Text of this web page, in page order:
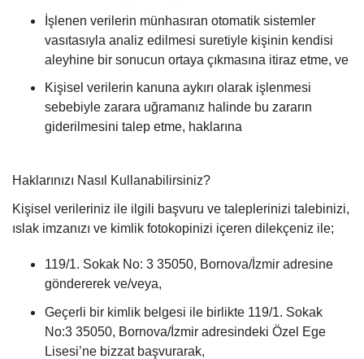
İşlenen verilerin münhasıran otomatik sistemler
vasıtasıyla analiz edilmesi suretiyle kişinin kendisi
aleyhine bir sonucun ortaya çıkmasına itiraz etme, ve
Kişisel verilerin kanuna aykırı olarak işlenmesi
sebebiyle zarara uğramanız halinde bu zararın
giderilmesini talep etme, haklarına
Haklarınızı Nasıl Kullanabilirsiniz?
Kişisel verileriniz ile ilgili başvuru ve taleplerinizi talebinizi,
ıslak imzanızı ve kimlik fotokopinizi içeren dilekçeniz ile;
119/1. Sokak No: 3 35050, Bornova/İzmir adresine
göndererek ve/veya,
Geçerli bir kimlik belgesi ile birlikte 119/1. Sokak
No:3 35050, Bornova/İzmir adresindeki Özel Ege
Lisesi’ne bizzat başvurarak,